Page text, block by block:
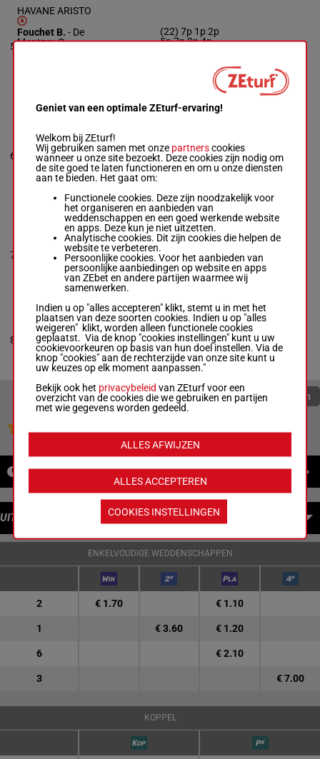
5
HAVANE ARISTO
Fouchet B. - De
Montzey O.
(22) 7p 1p 2p
5p 7p 2p 4p
6
Crampe M.-
Corduan C.
R/9 -63 kg
(21) As 5s 1s 7s 2s
1s 5s (20) Ts 5s Ts
R/9 63 kg
7s 2s 1s 5s
(20) Ts 5s Ts
5s Tc
7
HERMINE DE
BRABOIS
Amar Bas.-Levy
61 kg
Ah (21) 5p 4p
M/6 61 kg Ah (21) 5p 4p
8
ZIHA
Rodriguez Nunez
Rondele C.
M/6 -63 kg
4c (20) 8p 6p Ap
M/6 63 kg
4c (20) 8p 6p
Ap
Quoteringen verversen
NIEUWS
UITBETALINGEN
ENKELVOUDIGE WEDDENSCHAPPEN
2 € 1.70 € 1.10
1 € 3.60 € 1.20
6 € 2.10
3 € 7.00
KOPPEL
Geniet van een optimale ZEturf-ervaring!
Welkom bij ZEturf!
Wij gebruiken samen met onze partnerscookies
wanneer u onze site bezoekt. Deze cookies zijn nodig om
de site goed te laten functioneren en om u onze diensten
aan te bieden. Het gaat om:
Functionele cookies. Deze zijn noodzakelijk voor
het organiseren en aanbieden van
weddenschappen en een goed werkende website
en apps. Deze kun je niet uitzetten.
Analytische cookies. Dit zijn cookies die helpen de
website te verbeteren.
Persoonlijke cookies. Voor het aanbieden van
persoonlijke aanbiedingen op website en apps
van ZEbet en andere partijen waarmee wij
samenwerken.
Indien u op "alles accepteren" klikt, stemt u in met het
plaatsen van deze soorten cookies. Indien u op "alles
weigeren" klikt, worden alleen functionele cookies
geplaatst. Via de knop "cookies instellingen" kunt u uw
cookievoorkeuren op basis van hun doel instellen. Via de
knop "cookies" aan de rechterzijde van onze site kunt u
uw keuzes op elk moment aanpassen."
Bekijk ook het privacybeleid van ZEturf voor een
overzicht van de cookies die we gebruiken en partijen
met wie gegevens worden gedeeld.
ALLES ACCEPTEREN
ALLES AFWIJZEN
COOKIES INSTELLINGEN